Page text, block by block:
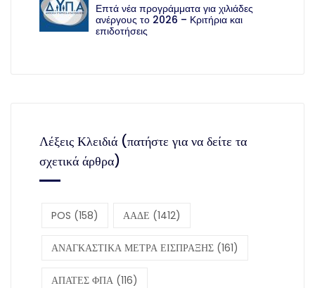
Επτά νέα προγράμματα για χιλιάδες
ανέργους το 2026 – Κριτήρια και
επιδοτήσεις
Λέξεις Κλειδιά (πατήστε για να δείτε τα
σχετικά άρθρα)
POS (158) ΑΑΔΕ (1412)
ΑΝΑΓΚΑΣΤΙΚΑ ΜΕΤΡΑ ΕΙΣΠΡΑΞΗΣ (161)
ΑΠΑΤΕΣ ΦΠΑ (116)